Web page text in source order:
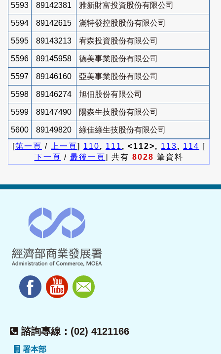
5593 89142381 雅新財富投資股份有限公司
5594 89142615 滿特發控股股份有限公司
5595 89143213 宥森投資股份有限公司
5596 89145958 德美事業股份有限公司
5597 89146160 亞美事業股份有限公司
5598 89146274 旭佃股份有限公司
5599 89147490 陽森生技股份有限公司
5600 89149820
綠佳綠生技股份有限公司
[第一頁 / 上一頁] 110, 111 , <112>, 113, 114 [
下一頁 / 最後一頁] 共有 8028 筆資料
諮詢專線：(02) 4121166
署本部